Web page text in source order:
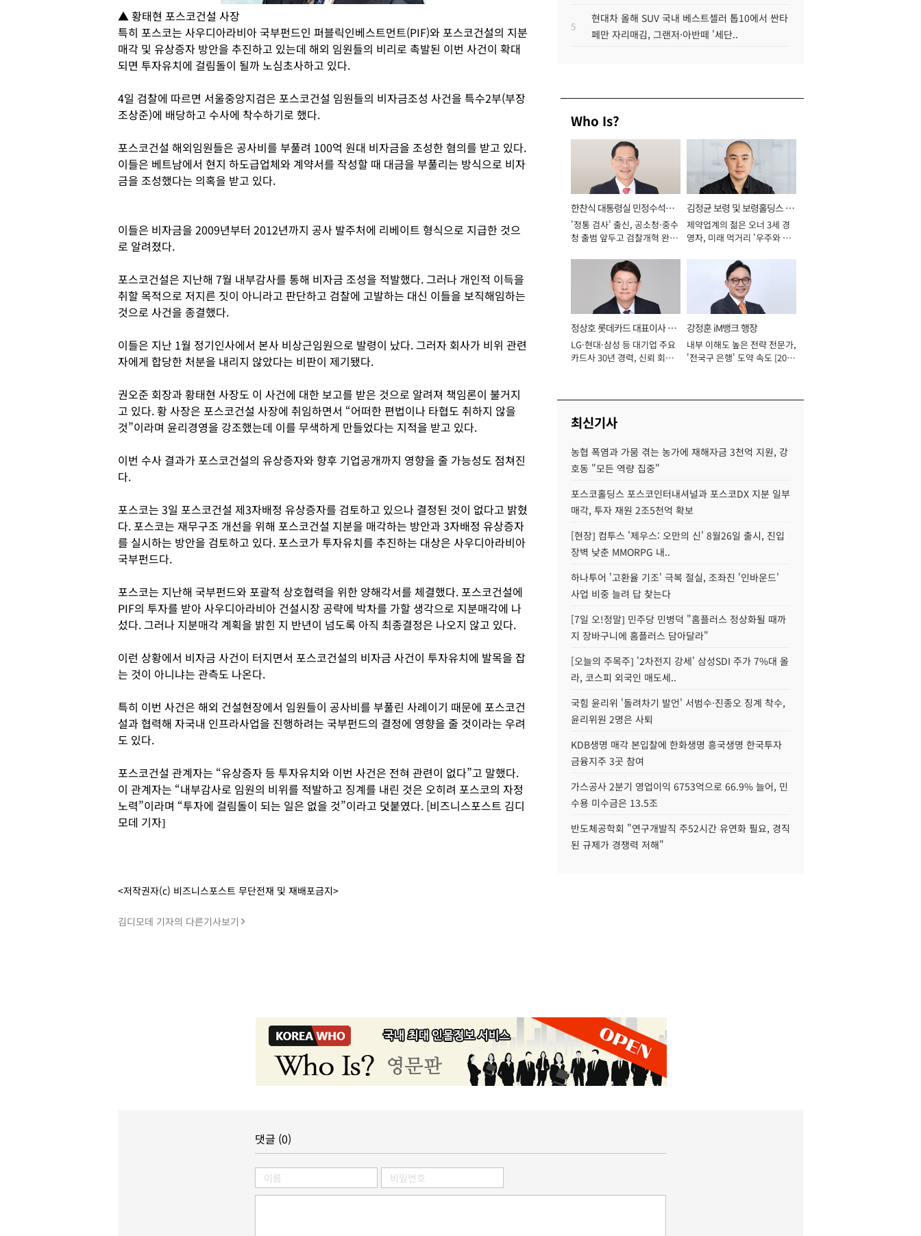
▲ 황태현 포스코건설 사장
특히 포스코는 사우디아라비아 국부펀드인 퍼블릭인베스트먼트(PIF)와 포스코건설의 지분
매각 및 유상증자 방안을 추진하고 있는데 해외 임원들의 비리로 촉발된 이번 사건이 확대
되면 투자유치에 걸림돌이 될까 노심초사하고 있다.
4일 검찰에 따르면 서울중앙지검은 포스코건설 임원들의 비자금조성 사건을 특수2부(부장
조상준)에 배당하고 수사에 착수하기로 했다.
포스코건설 해외임원들은 공사비를 부풀려 100억 원대 비자금을 조성한 혐의를 받고 있다.
이들은 베트남에서 현지 하도급업체와 계약서를 작성할 때 대금을 부풀리는 방식으로 비자
금을 조성했다는 의혹을 받고 있다.
이들은 비자금을 2009년부터 2012년까지 공사 발주처에 리베이트 형식으로 지급한 것으
로 알려졌다.
포스코건설은 지난해 7월 내부감사를 통해 비자금 조성을 적발했다. 그러나 개인적 이득을
취할 목적으로 저지른 짓이 아니라고 판단하고 검찰에 고발하는 대신 이들을 보직해임하는
것으로 사건을 종결했다.
이들은 지난 1월 정기인사에서 본사 비상근임원으로 발령이 났다. 그러자 회사가 비위 관련
자에게 합당한 처분을 내리지 않았다는 비판이 제기됐다.
권오준 회장과 황태현 사장도 이 사건에 대한 보고를 받은 것으로 알려져 책임론이 불거지
고 있다. 황 사장은 포스코건설 사장에 취임하면서 “어떠한 편법이나 타협도 취하지 않을
것”이라며 윤리경영을 강조했는데 이를 무색하게 만들었다는 지적을 받고 있다.
이번 수사 결과가 포스코건설의 유상증자와 향후 기업공개까지 영향을 줄 가능성도 점쳐진
다.
포스코는 3일 포스코건설 제3자배정 유상증자를 검토하고 있으나 결정된 것이 없다고 밝혔
다. 포스코는 재무구조 개선을 위해 포스코건설 지분을 매각하는 방안과 3자배정 유상증자
를 실시하는 방안을 검토하고 있다. 포스코가 투자유치를 추진하는 대상은 사우디아라비아
국부펀드다.
포스코는 지난해 국부펀드와 포괄적 상호협력을 위한 양해각서를 체결했다. 포스코건설에
PIF의 투자를 받아 사우디아라비아 건설시장 공략에 박차를 가할 생각으로 지분매각에 나
섰다. 그러나 지분매각 계획을 밝힌 지 반년이 넘도록 아직 최종결정은 나오지 않고 있다.
이런 상황에서 비자금 사건이 터지면서 포스코건설의 비자금 사건이 투자유치에 발목을 잡
는 것이 아니냐는 관측도 나온다.
특히 이번 사건은 해외 건설현장에서 임원들이 공사비를 부풀린 사례이기 때문에 포스코건
설과 협력해 자국내 인프라사업을 진행하려는 국부펀드의 결정에 영향을 줄 것이라는 우려
도 있다.
포스코건설 관계자는 “유상증자 등 투자유치와 이번 사건은 전혀 관련이 없다”고 말했다.
이 관계자는 “내부감사로 임원의 비위를 적발하고 징계를 내린 것은 오히려 포스코의 자정
노력”이라며 “투자에 걸림돌이 되는 일은 없을 것”이라고 덧붙였다. [비즈니스포스트 김디
모데 기자]
<저작권자(c) 비즈니스포스트 무단전재 및 재배포금지>
김디모데 기자의 다른기사보기
5
현대차 올해 SUV 국내 베스트셀러 톱10에서 싼타
페만 자리매김, 그랜저·아반떼 '세단..
Who Is?
한찬식 대통령실 민정수석비
서관
'정통 검사' 출신, 공소청·중수
청 출범 앞두고 검찰개혁 완수
김정균 보령 및 보령홀딩스 대
표이사 사장
제약업계의 젊은 오너 3세 경
영자, 미래 먹거리 '우주와 헬
정상호 롯데카드 대표이사 사
장
LG·현대·삼성 등 대기업 주요
카드사 30년 경력, 신뢰 회복
강정훈 iM뱅크 행장
내부 이해도 높은 전략 전문가,
'전국구 은행' 도약 속도 [2026
최신기사
농협 폭염과 가뭄 겪는 농가에 재해자금 3천억 지원, 강
호동 "모든 역량 집중"
포스코홀딩스 포스코인터내셔널과 포스코DX 지분 일부
매각, 투자 재원 2조5천억 확보
[현장] 컴투스 '제우스: 오만의 신' 8월26일 출시, 진입
장벽 낮춘 MMORPG 내..
하나투어 '고환율 기조' 극복 절실, 조좌진 '인바운드'
사업 비중 늘려 답 찾는다
[7일 오!정말] 민주당 민병덕 "홈플러스 정상화될 때까
지 장바구니에 홈플러스 담아달라"
[오늘의 주목주] '2차전지 강세' 삼성SDI 주가 7%대 올
라, 코스피 외국인 매도세..
국힘 윤리위 '돌려차기 발언' 서범수·진종오 징계 착수,
윤리위원 2명은 사퇴
KDB생명 매각 본입찰에 한화생명 흥국생명 한국투자
금융지주 3곳 참여
가스공사 2분기 영업이익 6753억으로 66.9% 늘어, 민
수용 미수금은 13.5조
반도체공학회 "연구개발직 주52시간 유연화 필요, 경직
된 규제가 경쟁력 저해"
댓글 (0)